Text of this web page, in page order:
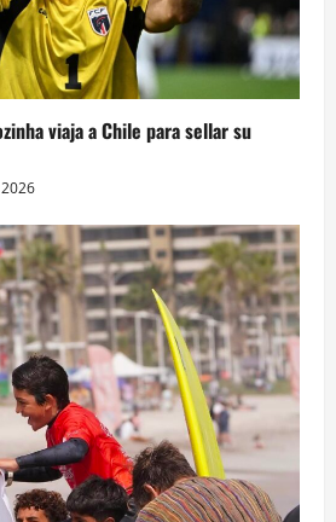
viaja a Chile para sellar su